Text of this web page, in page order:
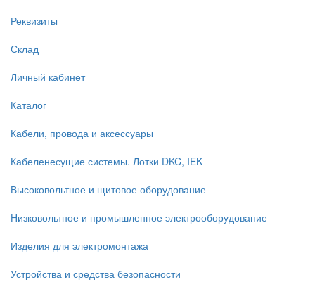
Реквизиты
Склад
Личный кабинет
Каталог
Кабели, провода и аксессуары
Кабеленесущие системы. Лотки DKC, IEK
Высоковольтное и щитовое оборудование
Низковольтное и промышленное электрооборудование
Изделия для электромонтажа
Устройства и средства безопасности